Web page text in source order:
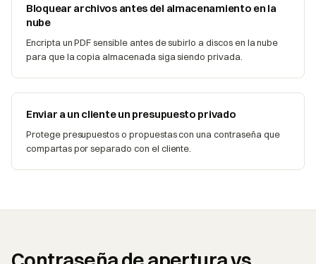
Bloquear archivos antes del almacenamiento en la
nube
Encripta un PDF sensible antes de subirlo a discos en la nube
para que la copia almacenada siga siendo privada.
Enviar a un cliente un presupuesto privado
Protege presupuestos o propuestas con una contraseña que
compartas por separado con el cliente.